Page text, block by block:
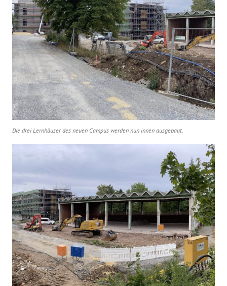
Die drei Lernhäuser des neuen Campus werden nun innen ausgebaut.